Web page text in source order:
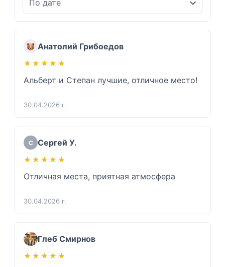
Анатолий Грибоедов
★★★★★
★★★★★
Альберт и Степан лучшие, отличное место!
30.04.2026 г.
С Сергей У.
★★★★★
★★★★★
Отличная места, приятная атмосфера
30.04.2026 г.
Глеб Смирнов
★★★★★
★★★★★